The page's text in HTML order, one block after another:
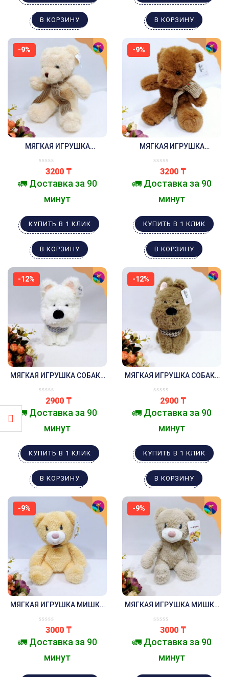
В КОРЗИНУ В КОРЗИНУ
-9%
МЯГКАЯ ИГРУШКА
БЕЖЕВЫЙ
3200 ₸
🚛 Доставка за 90
минут
КУПИТЬ В 1 КЛИК
В КОРЗИНУ
-9%
МЯГКАЯ ИГРУШКА
КОРИЧНЕВЫЙ
3200 ₸
🚛 Доставка за 90
минут
КУПИТЬ В 1 КЛИК
В КОРЗИНУ
-12%
МЯГКАЯ ИГРУШКА СОБАКА
2900 ₸
🚛 Доставка за 90
минут
КУПИТЬ В 1 КЛИК
В КОРЗИНУ
-12%
МЯГКАЯ ИГРУШКА СОБАКА
2900 ₸
🚛 Доставка за 90
минут
КУПИТЬ В 1 КЛИК
В КОРЗИНУ
-9%
МЯГКАЯ ИГРУШКА МИШКА
3000 ₸
🚛 Доставка за 90
минут
-9%
МЯГКАЯ ИГРУШКА МИШКА
3000 ₸
🚛 Доставка за 90
минут